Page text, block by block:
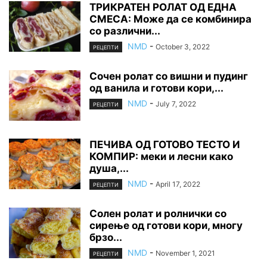
ТРИКРАТЕН РОЛАТ ОД ЕДНА
СМЕСА: Може да се комбинира
со различни...
РЕЦЕПТИ NMD - October 3, 2022
Сочен ролат со вишни и пудинг
од ванила и готови кори,...
РЕЦЕПТИ NMD - July 7, 2022
ПЕЧИВА ОД ГОТОВО ТЕСТО И
КОМПИР: меки и лесни како
душа,...
РЕЦЕПТИ NMD - April 17, 2022
Солен ролат и ролнички со
сирење од готови кори, многу
брзо...
РЕЦЕПТИ NMD - November 1, 2021